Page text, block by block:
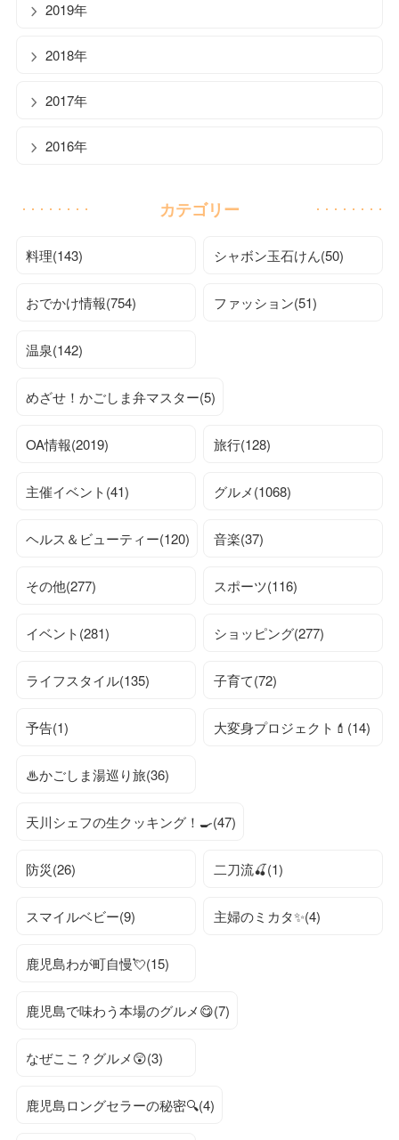
2019年
2018年
2017年
2016年
カテゴリー
料理(143) シャボン玉石けん(50)
おでかけ情報(754) ファッション(51)
温泉(142)
めざせ！かごしま弁マスター(5)
OA情報(2019) 旅行(128)
主催イベント(41) グルメ(1068)
ヘルス＆ビューティー(120) 音楽(37)
その他(277) スポーツ(116)
イベント(281) ショッピング(277)
ライフスタイル(135) 子育て(72)
予告(1) 大変身プロジェクト💄(14)
♨かごしま湯巡り旅(36)
天川シェフの生クッキング！🍳(47)
防災(26) 二刀流🍒(1)
スマイルベビー(9) 主婦のミカタ✨(4)
鹿児島わが町自慢💘(15)
鹿児島で味わう本場のグルメ😋(7)
なぜここ？グルメ😲(3)
鹿児島ロングセラーの秘密🔍(4)